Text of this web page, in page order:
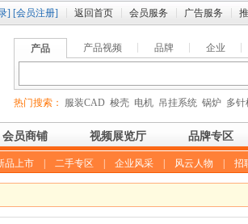
] [会员注册] 返回首页 会员服务 广告服务
产品 产品视频 品牌 企业
热门搜索： 服装CAD 梭壳 电机 吊挂系统 锅炉 多针
会员商铺 视频展览厅 品牌专区
品上市 二手专区 企业风采 风云人物 招